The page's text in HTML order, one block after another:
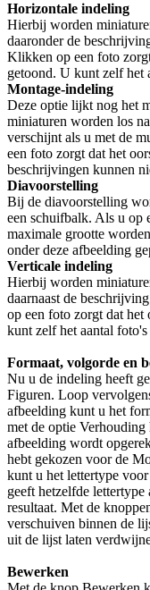
Horizontale indeling
Hierbij worden
daaronder de
Klikken op een foto
getoond. U kunt zelf het
Montage-indeling
Deze optie lijkt nog het
miniaturen worden los
verschijnt als u met de
een foto zorgt dat het
beschrijvingen kunnen
Diavoorstelling
Bij de diavoorstelling
een schuifbalk. Als u op
maximale grootte
onder deze afbeelding
Verticale indeling
Hierbij worden
daarnaast de
op een foto zorgt dat
kunt zelf het aantal
Formaat, volgorde en
Nu u de indeling heeft
Figuren. Loop
afbeelding kunt u het
met de optie
afbeelding wordt
hebt gekozen voor de
kunt u het lettertype voor
geeft hetzelfde lettertype
resultaat. Met de
verschuiven binnen de
uit de lijst laten
Bewerken